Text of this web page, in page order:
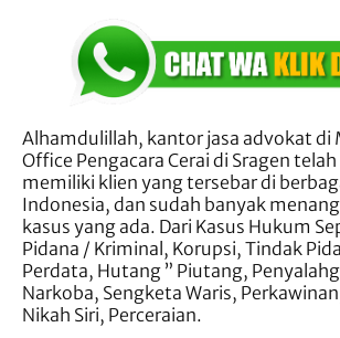
Alhamdulillah, kantor jasa advokat di
Office Pengacara Cerai di Sragen
memiliki klien yang tersebar di
Indonesia, dan sudah banyak
kasus yang ada. Dari Kasus Hukum
Pidana / Kriminal, Korupsi, Tindak
Perdata, Hutang ” Piutang,
Narkoba, Sengketa Waris,
Nikah Siri, Perceraian.